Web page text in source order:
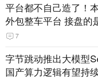
平台都不自己造了！
外包整车平台 接盘的
7
字节跳动推出大模型
国产算力逻辑有望持